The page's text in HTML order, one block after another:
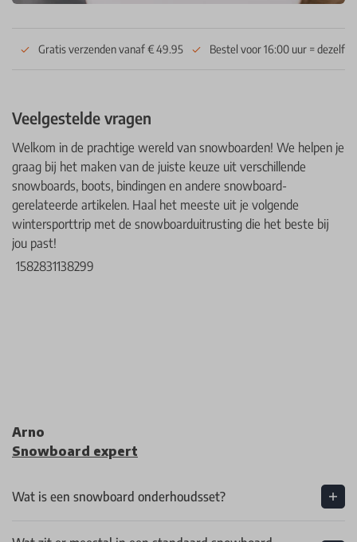
Gratis verzenden vanaf € 49.95 Bestel voor 16:00 uur =
Veelgestelde vragen
Welkom in de prachtige wereld van snowboarden! We helpen je
graag bij het maken van de juiste keuze uit verschillende
snowboards, boots, bindingen en andere snowboard-
gerelateerde artikelen. Haal het meeste uit je volgende
wintersporttrip met de snowboarduitrusting die het beste bij
jou past!
Arno
Snowboard expert
Wat is een snowboard onderhoudsset?